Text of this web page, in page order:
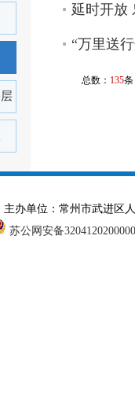
延时开放
“万里送
总数： 135
主办单位：常州市武进
苏公网安备